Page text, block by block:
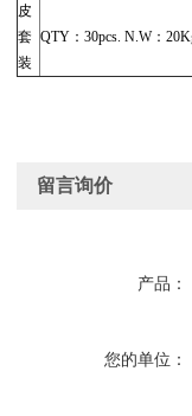
皮
套
装
QTY：30pcs. N.W：
留言询价
产品：
您的单位：